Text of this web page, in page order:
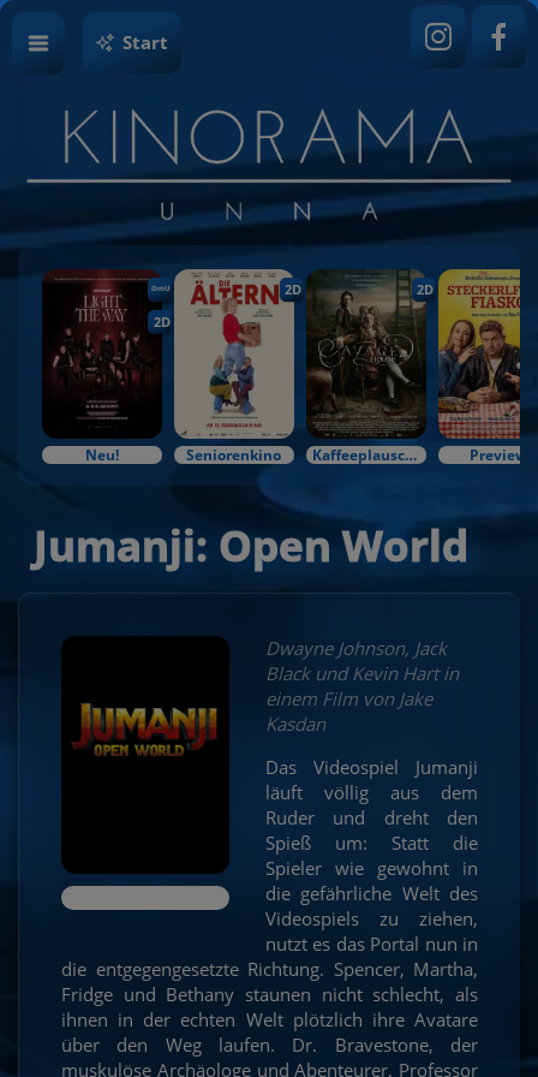
Start
OmU
2D
Neu!
2D
Seniorenkino
2D
Kaffeeplausch & Kinozauber Preview
Jumanji: Open World
Dwayne Johnson, Jack
Black und Kevin Hart in
einem Film von Jake
Kasdan
Das Videospiel Jumanji
läuft völlig aus dem
Ruder und dreht den
Spieß um: Statt die
Spieler wie gewohnt in
die gefährliche Welt des
Videospiels zu ziehen,
nutzt es das Portal nun in
die entgegengesetzte Richtung. Spencer, Martha,
Fridge und Bethany staunen nicht schlecht, als
ihnen in der echten Welt plötzlich ihre Avatare
über den Weg laufen. Dr. Bravestone, der
muskulöse Archäologe und Abenteurer, Professor